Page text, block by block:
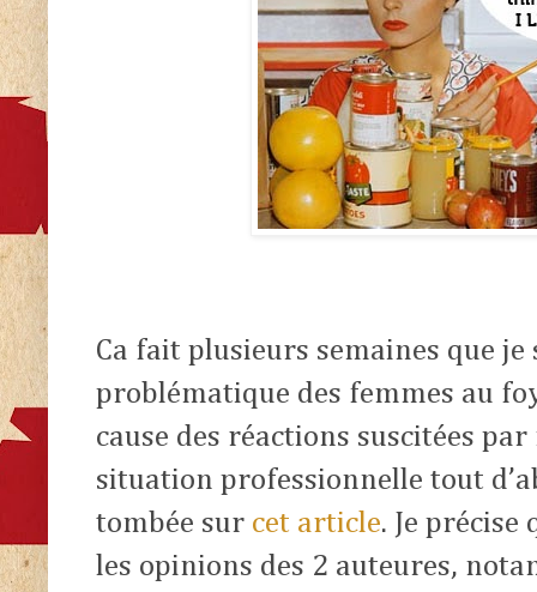
Ca fait plusieurs semaines que
problématique des femmes au
cause des réactions suscitées
situation professionnelle tout
tombée sur cet article. Je précise
les opinions des 2 auteures,